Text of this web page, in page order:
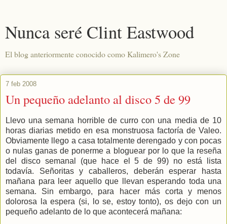
Nunca seré Clint Eastwood
El blog anteriormente conocido como Kalimero's Zone
7 feb 2008
Un pequeño adelanto al disco 5 de 99
Llevo una semana horrible de curro con una media de 10
horas diarias metido en esa monstruosa factoría de Valeo.
Obviamente llego a casa totalmente derengado y con pocas
o nulas ganas de ponerme a bloguear por lo que la reseña
del disco semanal (que hace el 5 de 99) no está lista
todavía. Señoritas y caballeros, deberán esperar hasta
mañana para leer aquello que llevan esperando toda una
semana. Sin embargo, para hacer más corta y menos
dolorosa la espera (si, lo se, estoy tonto), os dejo con un
pequeño adelanto de lo que acontecerá mañana: